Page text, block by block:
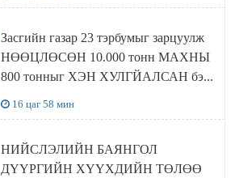
Засгийн газар 23 тэрбумыг зарцуулж
НӨӨЦЛӨСӨН 10.000 тонн МАХНЫ
800 тонныг ХЭН ХУЛГЙАЛСАН бэ...
16 цаг 58 мин
НИЙСЛЭЛИЙН БАЯНГОЛ
ДҮҮРГИЙН ХҮҮХДИЙН ТӨЛӨӨ